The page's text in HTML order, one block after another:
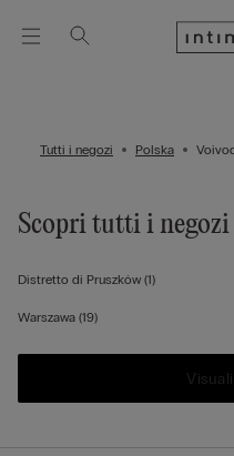
Tutti i negozi Polska
Scopri tutti i negozi
Distretto di Pruszków (1)
Warszawa (19)